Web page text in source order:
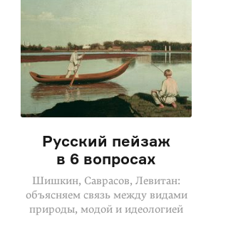
Русский пейзаж
в 6 вопросах
Шишкин, Саврасов, Левитан:
объясняем связь между видами
природы, модой и идеологией